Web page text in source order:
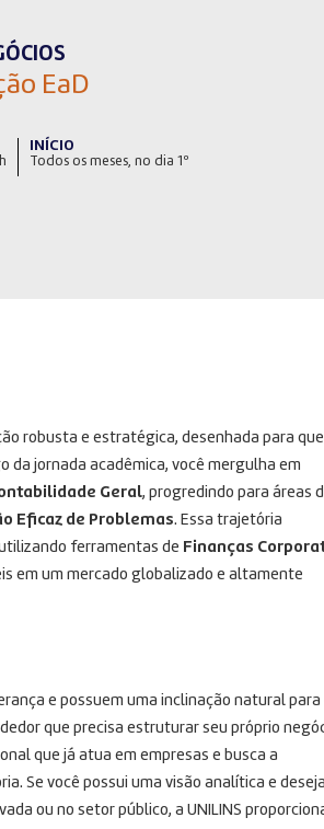
EaD
INÍCIO
Todos os meses, no dia 1º
robusta e estratégica, desenhada para
da jornada acadêmica, você mergulha em
Geral, progredindo para áreas
Eficaz de Problemas. Essa trajetória
ferramentas de Finanças
em um mercado globalizado e altamente
e possuem uma inclinação natural para
que precisa estruturar seu próprio
que já atua em empresas e busca a
Se você possui uma visão analítica e
ou no setor público, a UNILINS